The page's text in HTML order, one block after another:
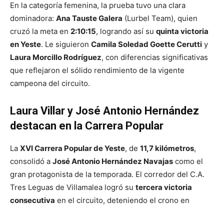
En la categoría femenina, la prueba tuvo una clara
dominadora: Ana Tauste Galera (Lurbel Team), quien
cruzó la meta en 2:10:15, logrando así su quinta victoria
en Yeste. Le siguieron Camila Soledad Goette Cerutti y
Laura Morcillo Rodríguez, con diferencias significativas
que reflejaron el sólido rendimiento de la vigente
campeona del circuito.
Laura Villar y José Antonio Hernández
destacan en la Carrera Popular
La XVI Carrera Popular de Yeste, de 11,7 kilómetros,
consolidó a José Antonio Hernández Navajas como el
gran protagonista de la temporada. El corredor del C.A.
Tres Leguas de Villamalea logró su tercera victoria
consecutiva en el circuito, deteniendo el crono en